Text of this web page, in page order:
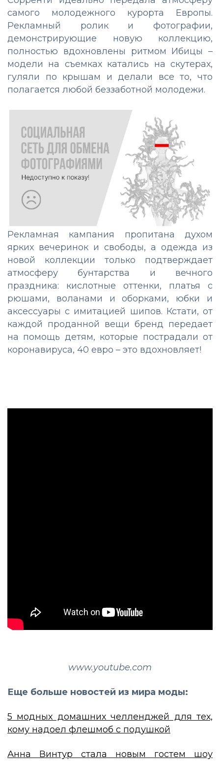
самого молодежного курорта Европы.
Рекламный ролик и фотографии,
демонстрирующие новую коллекцию,
полностью вдохновлены ритмом Ибицы –
модели на съемках катались на скутерах,
гуляли по крышам и делали все то, что
полагается любой беззаботной молодежи.
Рекламная кампания пропитана духом
ярких вечеринок и свободы, а одежда из
новой коллекции только подтверждает
атмосферу бунтарства и вечного
праздника: кислотные оттенки, платья с
рюшами, воланами и оборками, юбки и
аксессуары с имитацией шипов. Кстати, от
каждой проданной вещи бренд передает
на помощь детям, которые пострадали от
коронавируса, 40 евро – это вдохновляет!
www.youtube.com
Еще больше новостей из мира моды:
5 модных домашних челленджей для тех,
кому надоел флешмоб с подушкой
Анна Винтур стала новым гостем шоу